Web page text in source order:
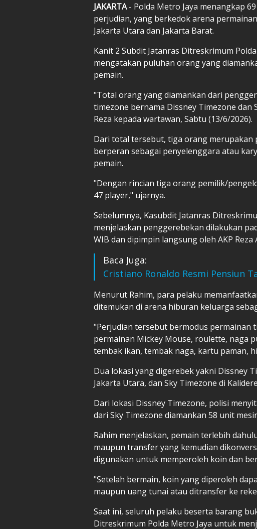
JAKARTA- Polda Metro Jaya menangkap
perjudian, yang berkedok arena
Jakarta Utara dan Jakarta Barat.
Kanit 2 Subdit Jatanras Ditreskrimum
mengatakan puluhan orang yang
pemain.
"Total orang yang diamankan dari
timezone bernama Dissney Timezone dan
Reza kepada wartawan, Sabtu (13/6/2026).
Dari total tersebut, tiga orang merupakan
berperan sebagai penyelenggara atau
pemain.
"Dengan rincian tiga orang pemilik/
47 player," ujarnya.
Sebelumnya, Kasubdit Jatanras
menjelaskan penggerebekan dilakukan
WIB dan dipimpin langsung oleh AKP Reza
Baca Juga:
Cristiano Ronaldo Resmi Pensiun
Menurut Rahim, para pelaku
ditemukan di arena hiburan keluarga
"Perjudian tersebut bermodus permainan
permainan Mickey Mouse, roulette, naga
tembak ikan, tembak naga, kartu paman,
Dua lokasi yang digerebek yakni Dissney
Jakarta Utara, dan Sky Timezone di
Dari lokasi Dissney Timezone, polisi
dari Sky Timezone diamankan 58 unit
Rahim menjelaskan, pemain terlebih
maupun transfer yang kemudian
digunakan untuk memperoleh koin dan
"Setelah bermain, koin yang diperoleh
maupun uang tunai atau ditransfer ke
Saat ini, seluruh pelaku beserta barang
Ditreskrimum Polda Metro Jaya untuk